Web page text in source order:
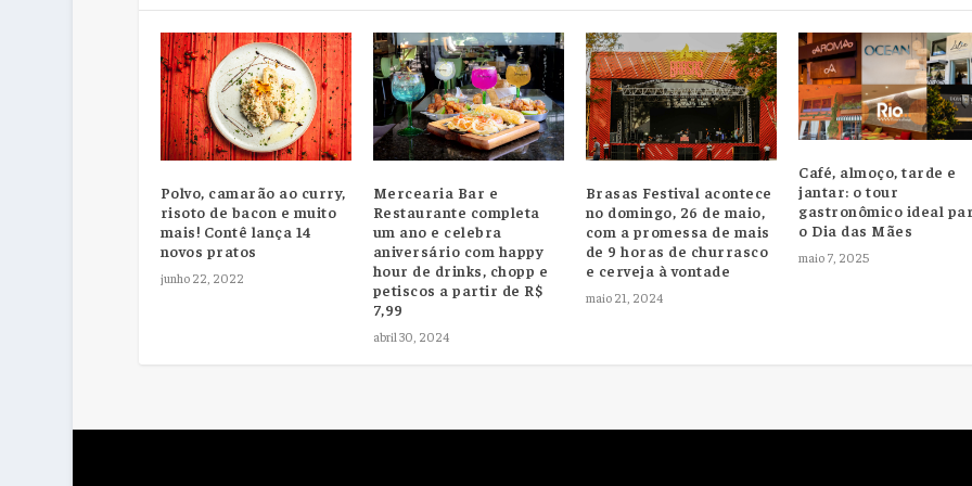
Polvo, camarão ao curry,
risoto de bacon e muito
mais! Contê lança 14
novos pratos
junho 22, 2022
Mercearia Bar e
Restaurante completa
um ano e celebra
aniversário com happy
hour de drinks, chopp e
petiscos a partir de R$
7,99
abril 30, 2024
Brasas Festival acontece
no domingo, 26 de maio,
com a promessa de mais
de 9 horas de churrasco
e cerveja à vontade
maio 21, 2024
Café, almoço, tarde e
jantar: o tour
gastronômico ideal
o Dia das Mães
maio 7, 2025